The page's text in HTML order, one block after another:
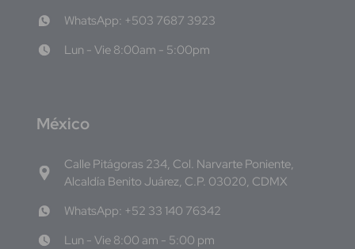
WhatsApp: +503 7687 3923
Lun - Vie 8:00am - 5:00pm
México
Calle Pitágoras 234, Col. Narvarte Poniente,
Alcaldía Benito Juárez, C.P. 03020, CDMX
WhatsApp: +52 33 140 76342
Lun - Vie 8:00 am - 5:00 pm